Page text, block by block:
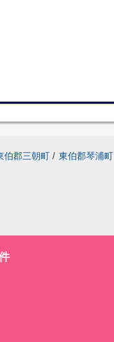
伯郡三朝町 / 東伯郡琴浦町